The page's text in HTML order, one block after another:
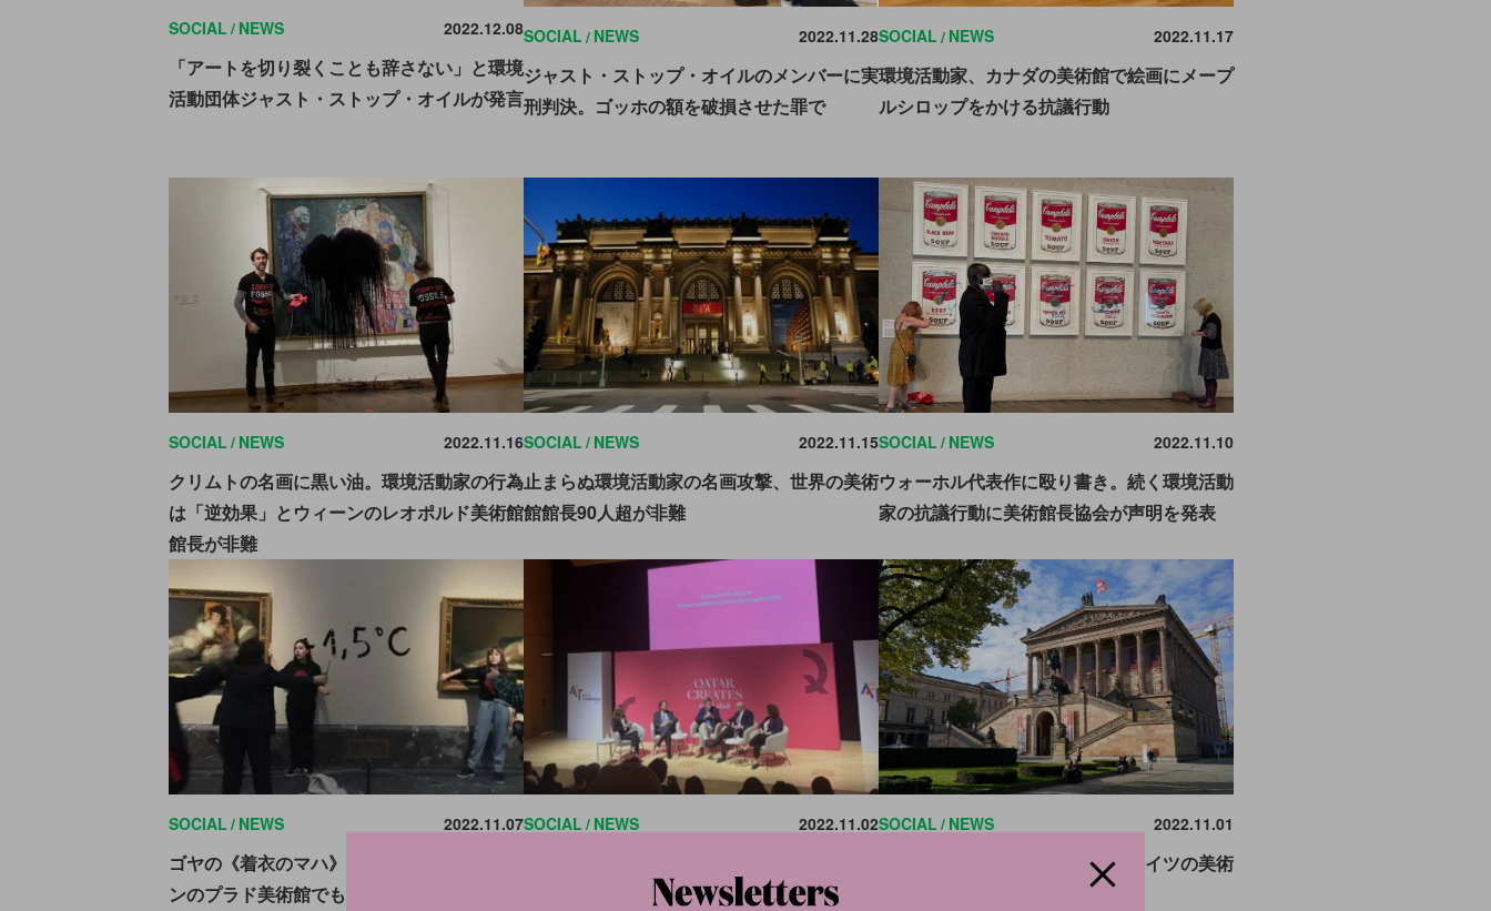
SOCIAL NEWS 2022.12.08
「アートを切り裂くことも辞さない」と環境
活動団体ジャスト・ストップ・オイルが発言
SOCIAL NEWS 2022.11.28
ジャスト・ストップ・オイルのメンバーに実
刑判決。ゴッホの額を破損させた罪で
SOCIAL NEWS 2022.11.17
環境活動家、カナダの美術館で絵画にメープ
ルシロップをかける抗議行動
SOCIAL NEWS 2022.11.16
クリムトの名画に黒い油。環境活動家の行為
は「逆効果」とウィーンのレオポルド美術館
館長が非難
SOCIAL NEWS 2022.11.15
止まらぬ環境活動家の名画攻撃、世界の美術
館館長90人超が非難
SOCIAL NEWS 2022.11.10
ウォーホル代表作に殴り書き。続く環境活動
家の抗議行動に美術館長協会が声明を発表
SOCIAL NEWS 2022.11.07
ゴヤの《着衣のマハ》に手を糊付け。スペイ
ンのプラド美術館でも環境活動家による抗議
SOCIAL NEWS 2022.11.02
有名美術館館長が問い直す、美術館の社会的
SOCIAL NEWS 2022.11.01
ロートレックの絵画に血のり。ドイツの美術